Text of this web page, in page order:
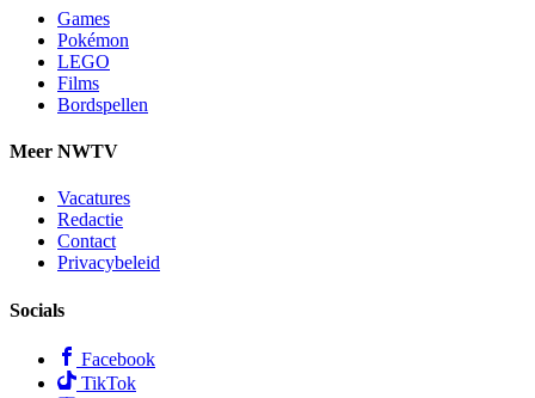
Games
Pokémon
LEGO
Films
Bordspellen
Meer NWTV
Vacatures
Redactie
Contact
Privacybeleid
Socials
Facebook
TikTok